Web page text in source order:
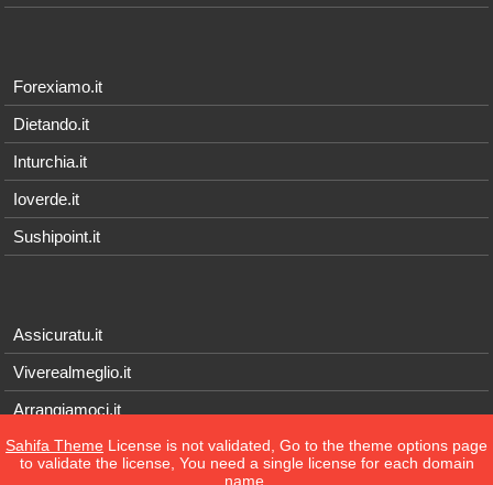
Forexiamo.it
Dietando.it
Inturchia.it
Ioverde.it
Sushipoint.it
Assicuratu.it
Viverealmeglio.it
Arrangiamoci.it
Tecnichef.it
Sahifa Theme License is not validated, Go to the theme options page
to validate the license, You need a single license for each domain
name.